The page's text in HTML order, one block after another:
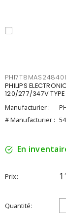
PHILIPS
120/277/347V
Manufacturier :
# Manufacturier :
En
Prix
Quantité